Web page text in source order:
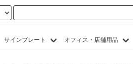
サインプレート オフィス・店舗用品